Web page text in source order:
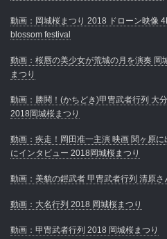
動画：岡城桜まつり 2018 ドローン映像
blossom festival
動画：桜唇の美少女が荒城の月を演奏
まつり
動画：勝鬨！(かちどき)甲冑武者行列 大
2018岡城桜まつり
動画：疾走！岡田准一主演 映画 関ヶ原
にインタビュー 2018岡城桜まつり
動画：美貌の鎧武者 甲冑武者行列 清原
動画：大名行列 2018 岡城桜まつり
動画：甲冑武者行列 2018 岡城桜まつり